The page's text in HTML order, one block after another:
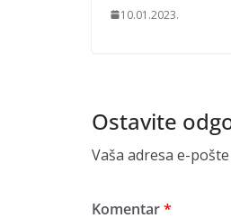
10.01.2023.
Ostavite
Vaša adresa e-
Komentar*